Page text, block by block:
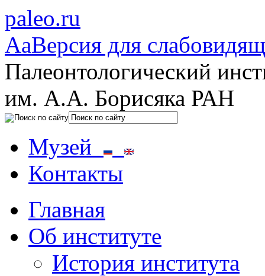
paleo.ru
AaВерсия для
Палеонтологический
им. А.А. Борисяка РАН
Музей
Контакты
Главная
Об институте
История института